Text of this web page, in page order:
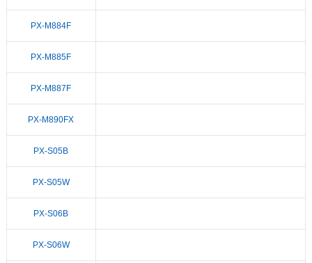
PX-M884F
PX-M885F
PX-M887F
PX-M890FX
PX-S05B
PX-S05W
PX-S06B
PX-S06W